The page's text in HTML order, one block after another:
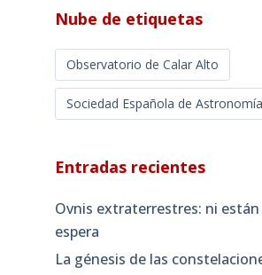
Nube de etiquetas
Observatorio de Calar Alto
Sociedad Española de Astronomía
Entradas recientes
Ovnis extraterrestres: ni están
espera
La génesis de las